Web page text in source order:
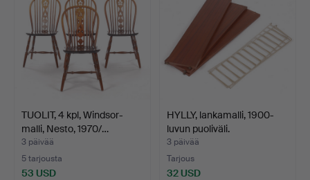
TUOLIT, 4 kpl, Windsor-
malli, Nesto, 1970/…
3 päivää
5 tarjousta
53 USD
HYLLY, lankamalli, 1900-
luvun puoliväli.
3 päivää
Tarjous
32 USD